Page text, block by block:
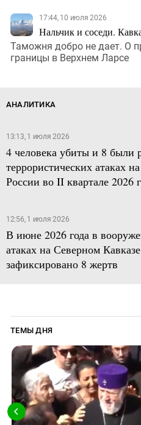
17:44, 10 июля 2026
Нальчик и соседи.
Таможня добро не дает. О
границы в Верхнем Ларсе
АНАЛИТИКА
13:13, 1 июля 2026
4 человека убиты и 8
террористических атаках
России во II квартале 2026
12:56, 1 июля 2026
В июне 2026 года в
атаках на Северном
зафиксировано 8 жертв
ТЕМЫ ДНЯ